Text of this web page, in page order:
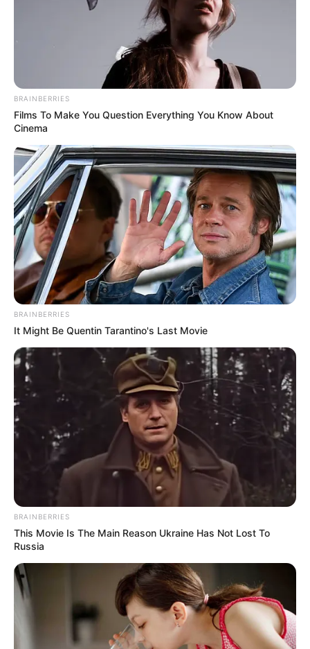
ГАРЯЧI ПОДІЇ СХЕМИ
Власником рекордної партії
затриманих на КПП Ужгород гаджетів
виявилося ТзОВ Амаркорд
05.01.2021
Власником затриманої 4 червня 2020 року партії
елітних гаджетів на суму близько 100 мільйонів
гривень та автозапчастин виявилося ТзОВ
«Амаркорд компані» зі статутним капіталом у… 100
гривень. Про це повідомили…
BRAINBERRIES
Films To Make You Question Everything You Know About
Cinema
BRAINBERRIES
It Might Be Quentin Tarantino's Last Movie
BRAINBERRIES
This Movie Is The Main Reason Ukraine Has Not Lost To
Russia